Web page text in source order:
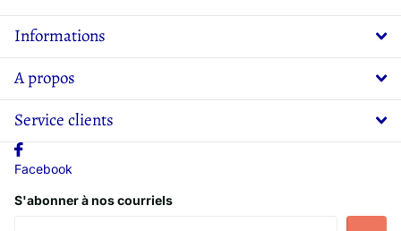
Informations
A propos
Service clients
Facebook
S'abonner à nos courriels